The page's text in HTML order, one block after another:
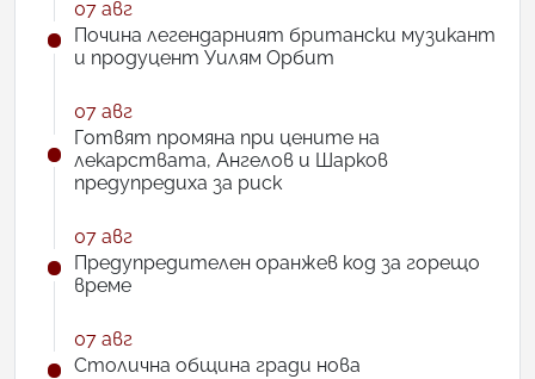
07 авг
Почина легендарният британски музикант
и продуцент Уилям Орбит
07 авг
Готвят промяна при цените на
лекарствата, Ангелов и Шарков
предупредиха за риск
07 авг
Предупредителен оранжев код за горещо
време
07 авг
Столична община гради нова